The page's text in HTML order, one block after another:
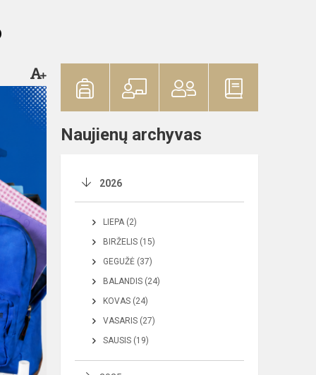
Naujienų archyvas
2026
LIEPA (2)
BIRŽELIS (15)
GEGUŽĖ (37)
BALANDIS (24)
KOVAS (24)
VASARIS (27)
SAUSIS (19)